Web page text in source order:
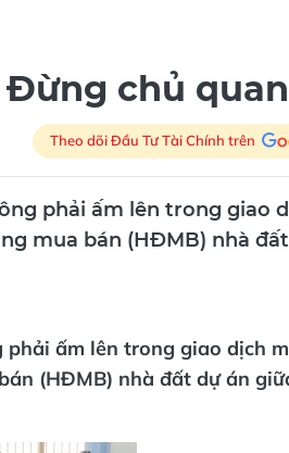
chủ quan
Theo dõi Đầu Tư Tài Chính trên
phải ấm lên trong giao
mua bán (HĐMB) nhà
ấm lên trong giao dịch
(HĐMB) nhà đất dự án